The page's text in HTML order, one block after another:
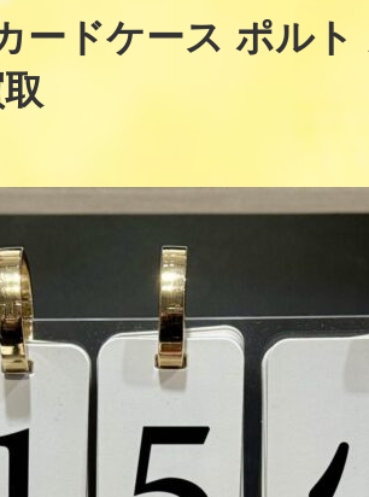
ドケース ポルト